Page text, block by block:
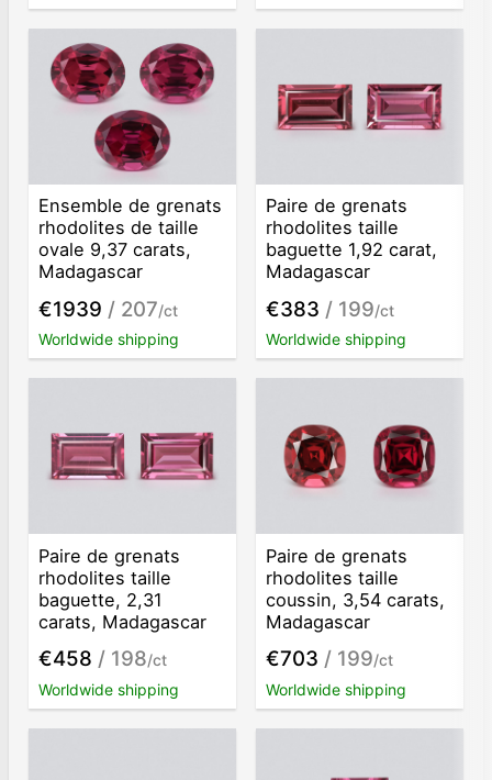
Ensemble de grenats
rhodolites de taille
ovale 9,37 carats,
Madagascar
€1939 / 207/ct
Worldwide shipping
Paire de grenats
rhodolites taille
baguette 1,92 carat,
Madagascar
€383 / 199/ct
Worldwide shipping
Paire de grenats
rhodolites taille
baguette, 2,31
carats, Madagascar
€458 / 198/ct
Worldwide shipping
Paire de grenats
rhodolites taille
coussin, 3,54 carats,
Madagascar
€703 / 199/ct
Worldwide shipping